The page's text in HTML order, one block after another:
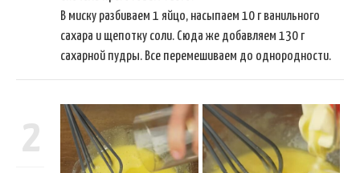
В миску разбиваем 1 яйцо, насыпаем 10 г ванильного
сахара и щепотку соли. Сюда же добавляем 130 г
сахарной пудры. Все перемешиваем до однородности.
2